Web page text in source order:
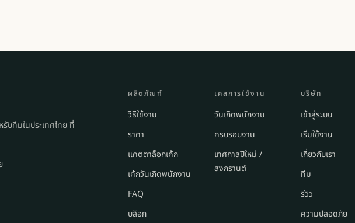
ทีมในประเทศไทย ที่
ผลิตภัณฑ์
วิธีใช้งาน
ราคา
แคตตาล็อกเค้ก
เค้กวันเกิดพนักงาน
FAQ
บล็อก
เคสการใช้งาน
วันเกิดพนักงาน
ครบรอบงาน
เทศกาลปีใหม่ /
สงกรานต์
บริษัท
เข้าสู่ระบบ
เริ่มใช้งาน
เกี่ยวกับเรา
ทีม
รีวิว
ความปลอดภัย